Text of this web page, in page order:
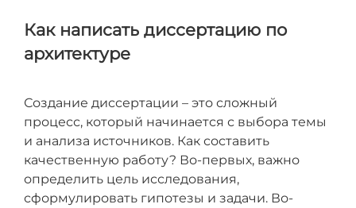
Как написать диссертацию по
архитектуре
Создание диссертации – это сложный
процесс, который начинается с выбора темы
и анализа источников. Как составить
качественную работу? Во-первых, важно
определить цель исследования,
сформулировать гипотезы и задачи. Во-